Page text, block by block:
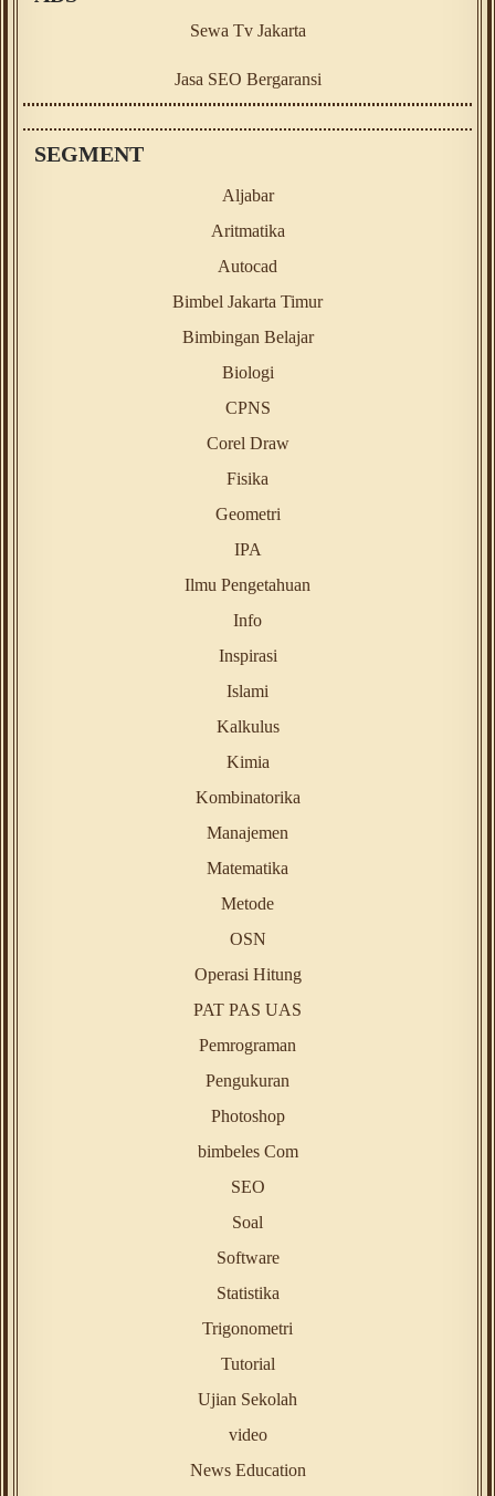
Sewa Tv Jakarta
Jasa SEO Bergaransi
SEGMENT
Aljabar
Aritmatika
Autocad
Bimbel Jakarta Timur
Bimbingan Belajar
Biologi
CPNS
Corel Draw
Fisika
Geometri
IPA
Ilmu Pengetahuan
Info
Inspirasi
Islami
Kalkulus
Kimia
Kombinatorika
Manajemen
Matematika
Metode
OSN
Operasi Hitung
PAT PAS UAS
Pemrograman
Pengukuran
Photoshop
bimbeles Com
SEO
Soal
Software
Statistika
Trigonometri
Tutorial
Ujian Sekolah
video
News Education